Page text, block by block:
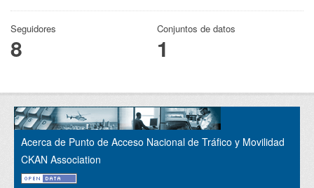
Seguidores
8
Conjuntos de datos
1
Acerca de Punto de Acceso Nacional de Tráfico y Movilidad
CKAN Association